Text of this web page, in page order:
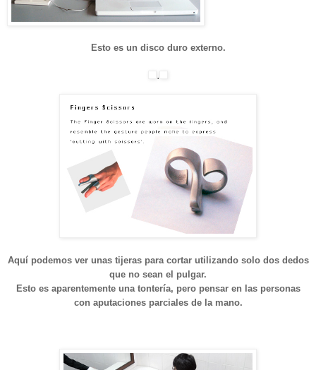
Esto es un disco duro externo.
.
Aquí podemos ver unas tijeras para cortar utilizando solo dos dedos
que no sean el pulgar.
Esto es aparentemente una tontería, pero pensar en las personas
con aputaciones parciales de la mano.